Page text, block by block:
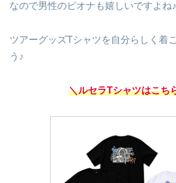
なので男性のピオナも嬉しいですよね♪
ツアーグッズTシャツを自分らしく着
う♪
＼ルセラTシャツはこち